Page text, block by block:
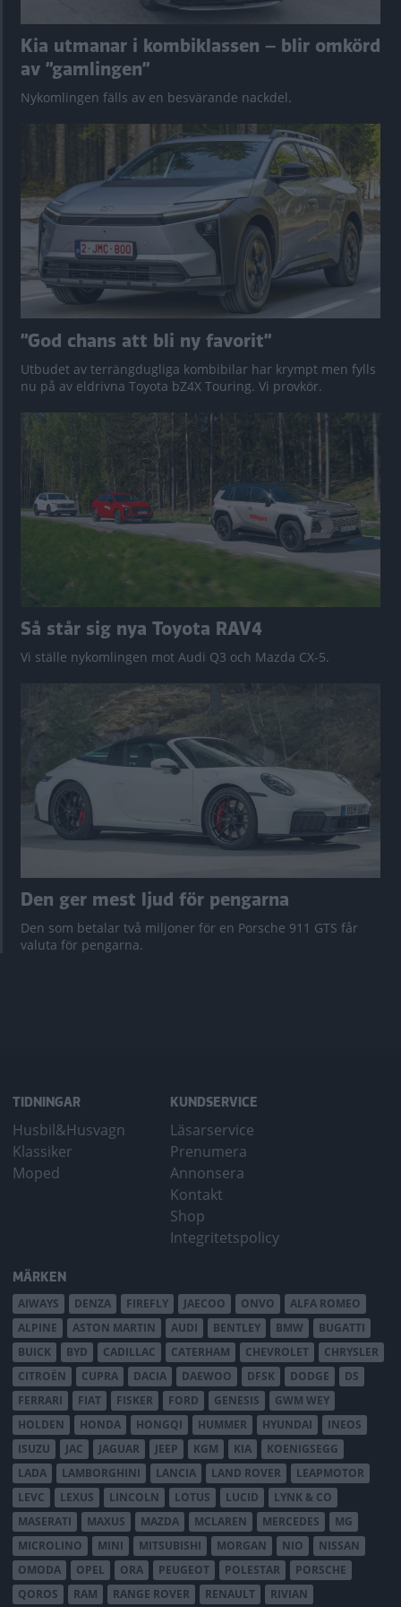
Kia utmanar i kombiklassen – blir omkörd
av ”gamlingen”
Nykomlingen fälls av en besvärande nackdel.
”God chans att bli ny favorit”
Utbudet av terrängdugliga kombibilar har krympt men fylls
nu på av eldrivna Toyota bZ4X Touring. Vi provkör.
Så står sig nya Toyota RAV4
Vi ställe nykomlingen mot Audi Q3 och Mazda CX-5.
Den ger mest ljud för pengarna
Den som betalar två miljoner för en Porsche 911 GTS får
valuta för pengarna.
TIDNINGAR
Husbil&Husvagn
Klassiker
Moped
KUNDSERVICE
Läsarservice
Prenumera
Annonsera
Kontakt
Shop
Integritetspolicy
MÄRKEN
AIWAYS DENZA FIREFLY JAECOO ONVO
ALFA ROMEO
ALPINE
ASTON MARTIN AUDI BENTLEY BMW
BUGATTI
BUICK
BYD CADILLAC CATERHAM CHEVROLET
CHRYSLER
CITROËN
CUPRA DACIA DAEWOO DFSK DODGE
DS
FERRARI
FIAT FISKER FORD GENESIS
GWM WEY
HOLDEN
HONDA HONGQI HUMMER HYUNDAI
INEOS
ISUZU
JAC JAGUAR JEEP KGM KIA
KOENIGSEGG
LADA
LAMBORGHINI LANCIA LAND ROVER
LEAPMOTOR
LEVC
LEXUS LINCOLN LOTUS LUCID
LYNK & CO
MASERATI
MAXUS MAZDA MCLAREN MERCEDES
MG
MICROLINO
MINI MITSUBISHI MORGAN NIO
NISSAN
OMODA
OPEL ORA PEUGEOT POLESTAR
PORSCHE
QOROS
RAM RANGE ROVER RENAULT RIVIAN